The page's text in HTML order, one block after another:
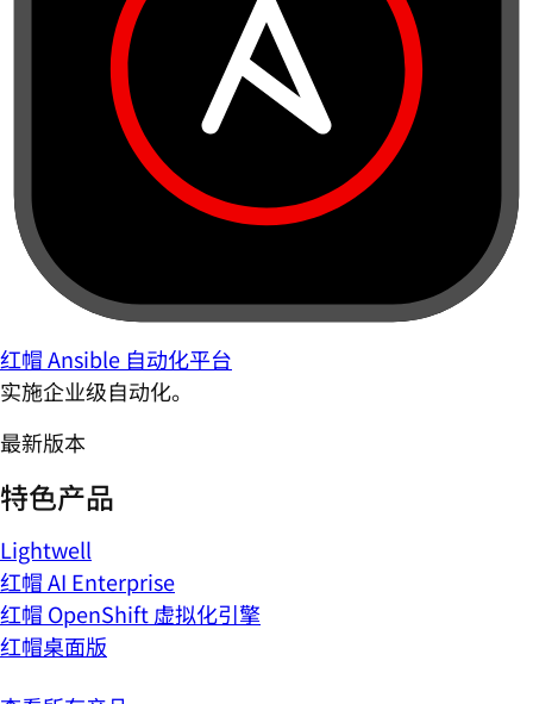
红帽 Ansible 自动化平台
实施企业级自动化。
最新版本
特色产品
Lightwell
红帽 AI Enterprise
红帽 OpenShift 虚拟化引擎
红帽桌面版